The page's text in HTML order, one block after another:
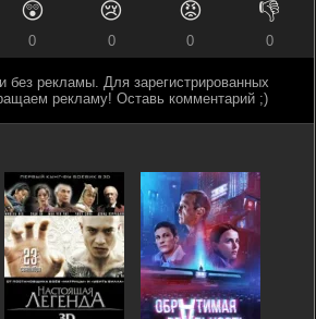
😲
0
😢
0
😡
0
👎
0
без рекламы. Для зарегистрированных
рекламу! Оставь комментарий ;)